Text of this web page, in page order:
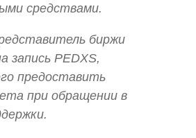
средствами.
биржи
запись PEDXS,
предоставить
при обращении в